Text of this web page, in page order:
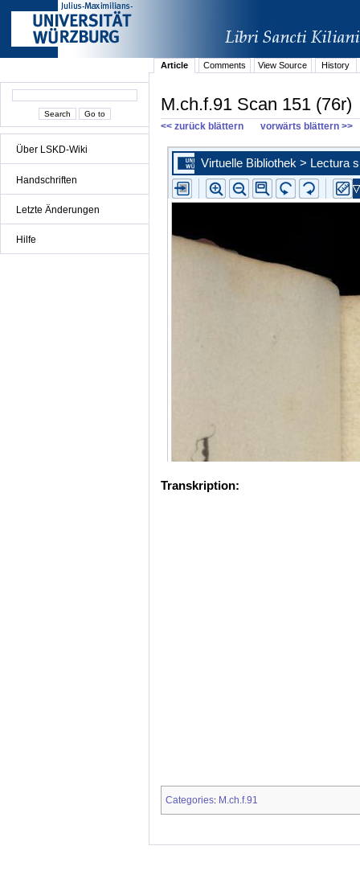
Über LSKD-Wiki
Handschriften
Letzte Änderungen
Hilfe
Article Comments View Source History
M.ch.f.91 Scan 151 (76r)
<< zurück blättern vorwärts blättern >>
Transkription:
Categories: M.ch.f.91